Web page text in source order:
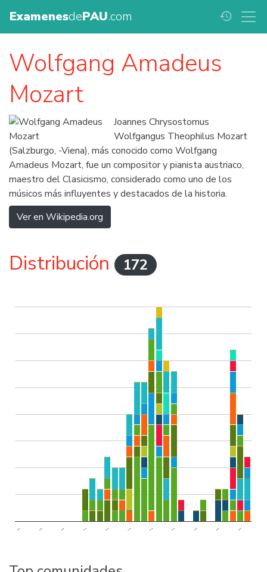
ExamenesdePAU.com history
Wolfgang Amadeus
Mozart
Joannes Chrysostomus
Wolfgangus Theophilus Mozart
(Salzburgo, -Viena), más conocido como Wolfgang
Amadeus Mozart, fue un compositor y pianista austriaco,
maestro del Clasicismo, considerado como uno de los
músicos más influyentes y destacados de la historia.
Ver en Wikipedia.org
Distribución 172
.. .. .. .. .. .. .. .. .. .. ..